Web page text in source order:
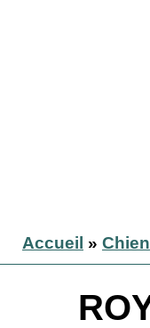
Accueil » Chien